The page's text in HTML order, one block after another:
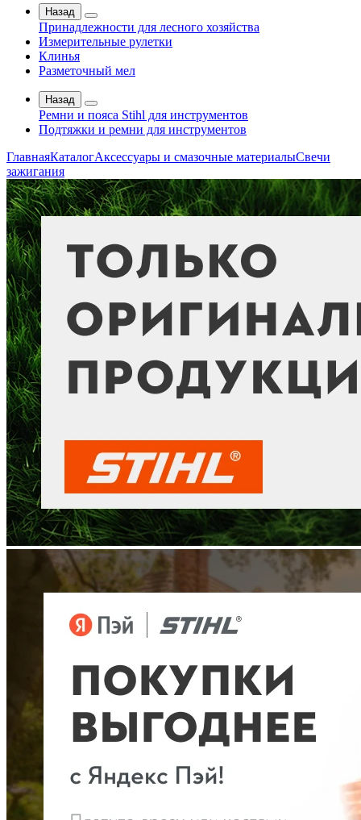
Назад
Принадлежности для лесного хозяйства
Измерительные рулетки
Клинья
Разметочный мел
Назад
Ремни и пояса Stihl для инструментов
Подтяжки и ремни для инструментов
ГлавнаяКаталогАксессуары и смазочные материалыСвечи
зажигания